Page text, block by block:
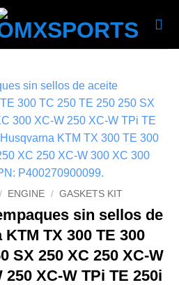
/ ENGINE / GASKETS KIT
sin sellos de
TX 300 TE 300
SX 250 XC 250 XC-W
250 XC-W TPi TE 250i